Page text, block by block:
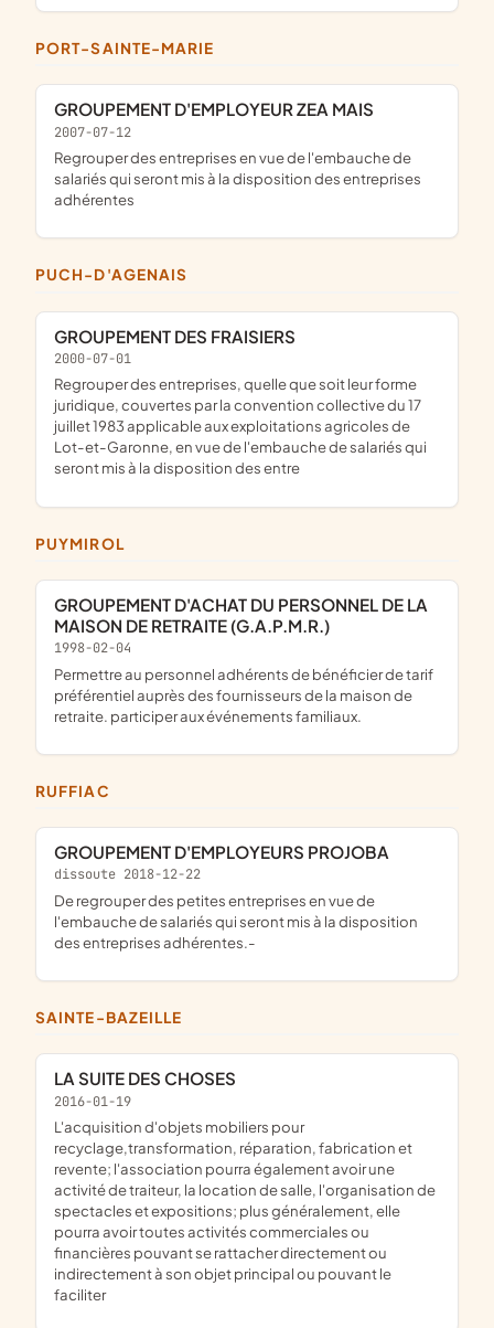
PORT-SAINTE-MARIE
GROUPEMENT D'EMPLOYEUR ZEA MAIS
2007-07-12
regrouper des entreprises en vue de l'embauche de
salariés qui seront mis à la disposition des entreprises
adhérentes
PUCH-D'AGENAIS
GROUPEMENT DES FRAISIERS
2000-07-01
Regrouper des entreprises, quelle que soit leur forme
juridique, couvertes par la convention collective du 17
juillet 1983 applicable aux exploitations agricoles de
Lot-et-Garonne, en vue de l'embauche de salariés qui
seront mis à la disposition des entre
PUYMIROL
GROUPEMENT D'ACHAT DU PERSONNEL DE LA
MAISON DE RETRAITE (G.A.P.M.R.)
1998-02-04
permettre au personnel adhérents de bénéficier de tarif
préférentiel auprès des fournisseurs de la maison de
retraite. participer aux événements familiaux.
RUFFIAC
GROUPEMENT D'EMPLOYEURS PROJOBA
dissoute 2018-12-22
de regrouper des petites entreprises en vue de
l'embauche de salariés qui seront mis à la disposition
des entreprises adhérentes.-
SAINTE-BAZEILLE
LA SUITE DES CHOSES
2016-01-19
l'acquisition d'objets mobiliers pour
recyclage,transformation, réparation, fabrication et
revente; l'association pourra également avoir une
activité de traiteur, la location de salle, l'organisation de
spectacles et expositions; plus généralement, elle
pourra avoir toutes activités commerciales ou
financières pouvant se rattacher directement ou
indirectement à son objet principal ou pouvant le
faciliter